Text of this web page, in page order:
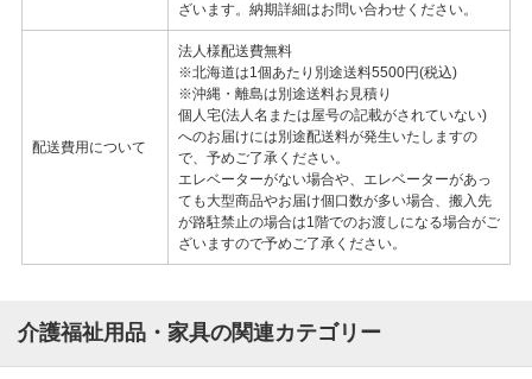
ざいます。納期詳細はお問い合わせください。
配送費用について
法人様配送費無料
※北海道は1個あたり別途送料5500円(税込)
※沖縄・離島は別途送料お見積り
個人宅(法人名または屋号の記載がされていない)
へのお届けには別途配送料が発生いたしますの
で、予めご了承ください。
エレベーターがない場合や、エレベーターがあっ
ても大型商品やお届け個口数が多い場合、搬入先
が路駐禁止の場合は1階でのお渡しになる場合がご
ざいますので予めご了承ください。
介護福祉用品・家具の関連カテゴリー